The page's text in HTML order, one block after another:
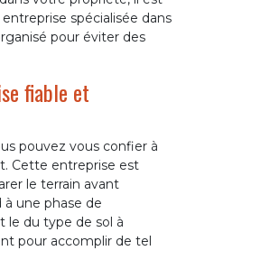
spécialisée dans
pour éviter des
fiable et
pouvez vous confier à
Cette entreprise est
le terrain avant
à une phase de
le du type de sol à
pour accomplir de tel